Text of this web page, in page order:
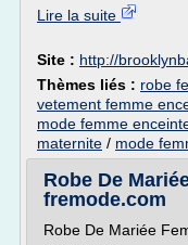
Lire la suite
Site : http://
Thèmes liés : robe
vetement femme
mode femme
maternite / mode
Robe De
fremode.com
Robe De Mariée